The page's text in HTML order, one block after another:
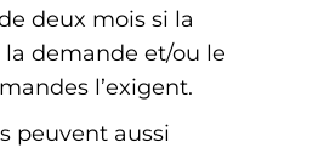
deux mois si la
demande et/ou le
l’exigent.
peuvent aussi